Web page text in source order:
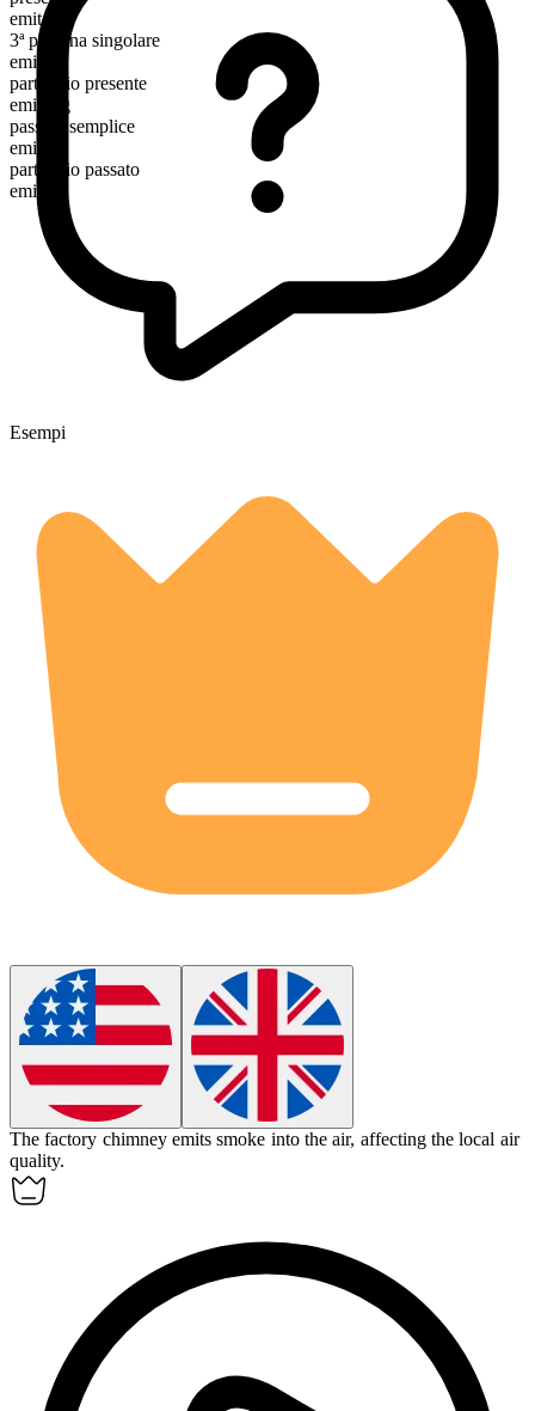
emit
3ª persona singolare
emits
participio presente
emitting
passato semplice
emitted
participio passato
emitted
Esempi
The factory chimney emits smoke into the air, affecting the local air
quality.